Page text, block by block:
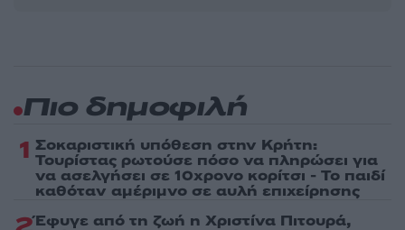
Πιο δημοφιλή
1 Σοκαριστική υπόθεση στην Κρήτη:
Τουρίστας ρωτούσε πόσο να πληρώσει για
να ασελγήσει σε 10χρονο κορίτσι - Το παιδί
καθόταν αμέριμνο σε αυλή επιχείρησης
Έφυγε από τη ζωή η Χριστίνα Πιτουρά,